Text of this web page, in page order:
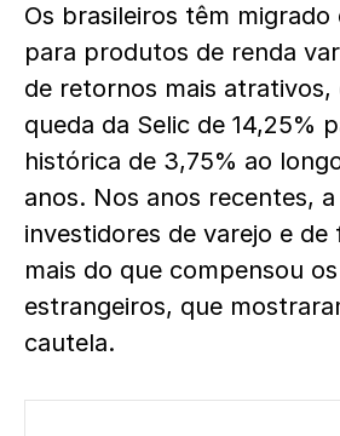
Os brasileiros têm migrado
para produtos de renda
de retornos mais atrativos,
queda da Selic de 14,25%
histórica de 3,75% ao
anos. Nos anos recentes,
investidores de varejo e de
mais do que compensou
estrangeiros, que
cautela.